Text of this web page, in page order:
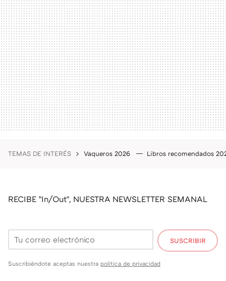
TEMAS DE INTERÉS Vaqueros 2026 Libros recomendados
RECIBE "In/Out", NUESTRA NEWSLETTER SEMANAL
SUSCRIBIR
Suscribiéndote aceptas nuestra política de privacidad